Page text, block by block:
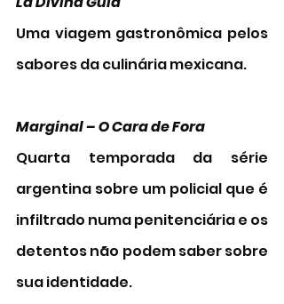
Uma viagem gastronômica pelos
sabores da culinária mexicana.
Marginal – O Cara de Fora
Quarta temporada da série
argentina sobre um policial que é
infiltrado numa penitenciária e os
detentos não podem saber sobre
sua identidade.